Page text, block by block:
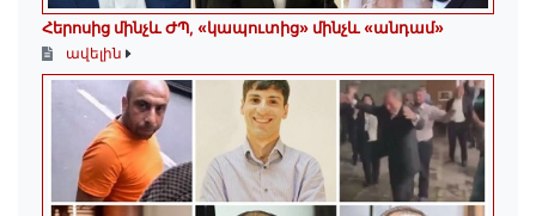
Հերոսից մինչև ԺՊ, «կապուտից» մինչև «անդամ»
ավելին